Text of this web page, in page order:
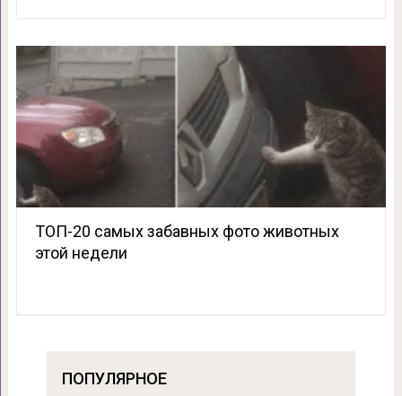
ТОП-20 самых забавных фото животных
этой недели
ПОПУЛЯРНОЕ